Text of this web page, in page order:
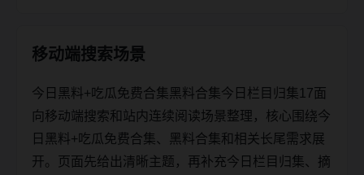
移动端搜索场景
今日黑料+吃瓜免费合集黑料合集今日栏目归集17面
向移动端搜索和站内连续阅读场景整理，核心围绕今
日黑料+吃瓜免费合集、黑料合集和相关长尾需求展
开。页面先给出清晰主题，再补充今日栏目归集、摘